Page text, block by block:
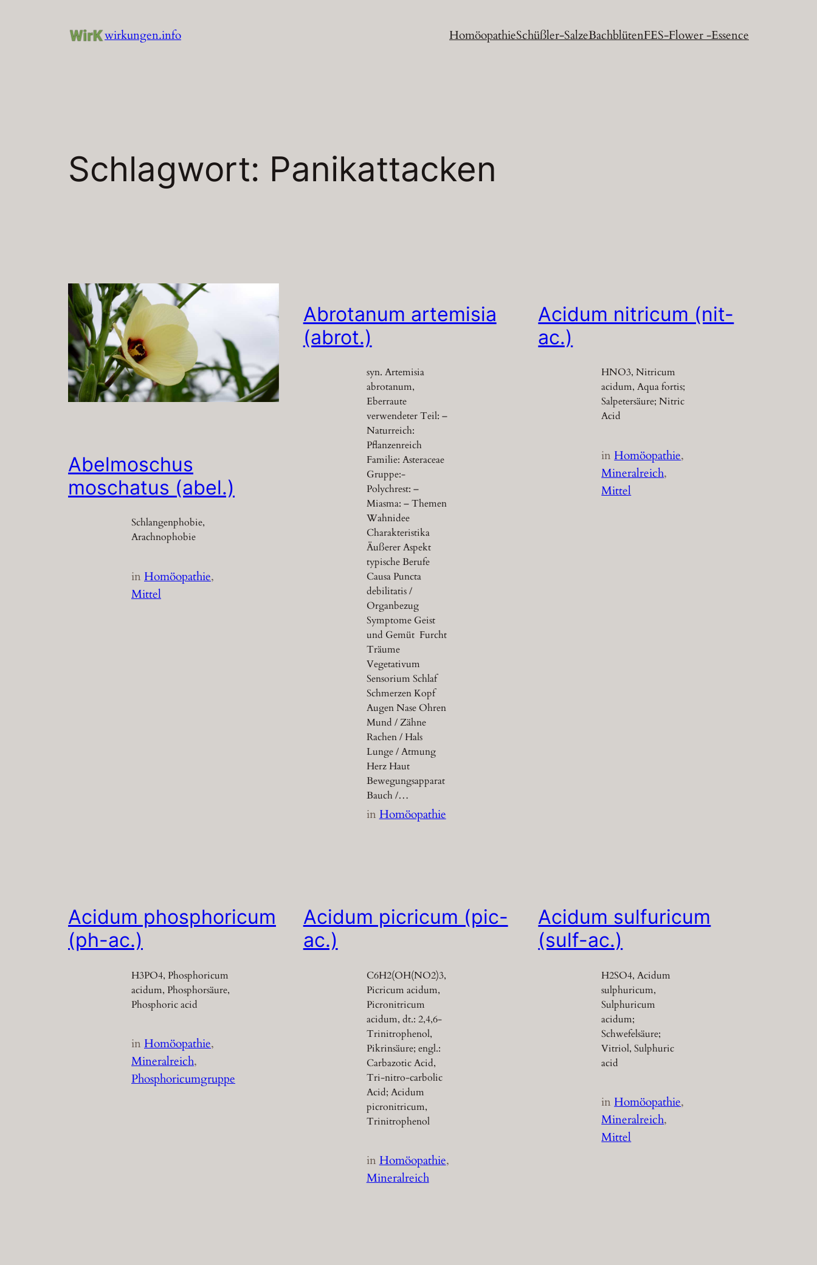
wirkungen.info HomöopathieSchüßler-SalzeBachblütenFES-Flower -Essence
Schlagwort: Panikattacken
Abelmoschus
moschatus (abel.)
Schlangenphobie,
Arachnophobie
inHomöopathie
Mittel
Abrotanum artemisia
(abrot.)
syn. Artemisia
abrotanum,
Eberraute
verwendeter Teil: –
Naturreich:
Pflanzenreich
Familie: Asteraceae
Gruppe:-
Polychrest: –
Miasma: – Themen
Wahnidee
Charakteristika
Äußerer Aspekt
typische Berufe
Causa Puncta
debilitatis /
Organbezug
Symptome Geist
und Gemüt Furcht
Träume
Vegetativum
Sensorium Schlaf
Schmerzen Kopf
Augen Nase Ohren
Mund / Zähne
Rachen / Hals
Lunge / Atmung
Herz Haut
Bewegungsapparat
Bauch /…
inHomöopathie
Acidum nitricum (nit-
ac.)
HNO3, Nitricum
acidum, Aqua fortis;
Salpetersäure; Nitric
Acid
inHomöopathie
Mineralreich
Mittel
Acidum phosphoricum
(ph-ac.)
H3PO4, Phosphoricum
acidum, Phosphorsäure,
Phosphoric acid
inHomöopathie
Mineralreich
Phosphoricumgruppe
Acidum picricum (pic-
ac.)
C6H2(OH(NO2)3,
Picricum acidum,
Picronitricum
acidum, dt.: 2,4,6-
Trinitrophenol,
Pikrinsäure; engl.:
Carbazotic Acid,
Tri-nitro-carbolic
Acid; Acidum
picronitricum,
Trinitrophenol
inHomöopathie
Mineralreich
Acidum sulfuricum
(sulf-ac.)
H2SO4, Acidum
sulphuricum,
Sulphuricum
acidum;
Schwefelsäure;
Vitriol, Sulphuric
acid
inHomöopathie
Mineralreich
Mittel